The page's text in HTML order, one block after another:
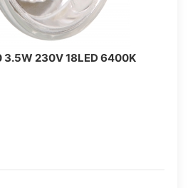
3.5W 230V 18LED 6400K